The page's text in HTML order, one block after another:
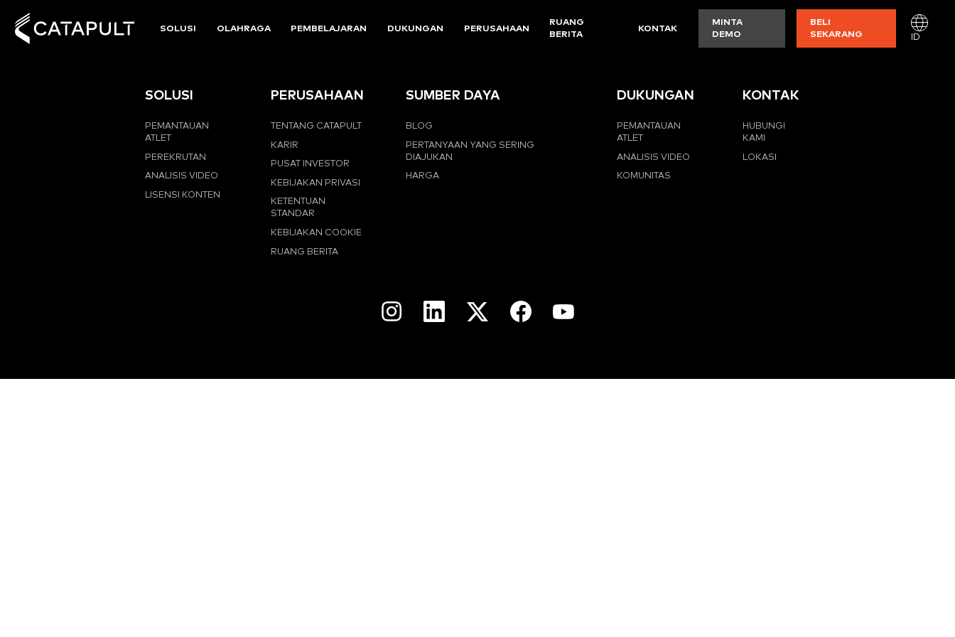
SOLUSI OLAHRAGA PEMBELAJARAN DUKUNGAN PERUSAHAAN
RUANG
BERITA
KONTAK
MINTA
DEMO
BELI
SEKARANG
ID
SOLUSI
PEMANTAUAN
ATLET
PEREKRUTAN
ANALISIS VIDEO
LISENSI KONTEN
PERUSAHAAN
TENTANG CATAPULT
KARIR
PUSAT INVESTOR
KEBIJAKAN PRIVASI
KETENTUAN
STANDAR
KEBIJAKAN COOKIE
RUANG BERITA
SUMBER DAYA
BLOG
PERTANYAAN YANG SERING
DIAJUKAN
HARGA
DUKUNGAN
PEMANTAUAN
ATLET
ANALISIS VIDEO
KOMUNITAS
KONTAK
HUBUNGI
KAMI
LOKASI